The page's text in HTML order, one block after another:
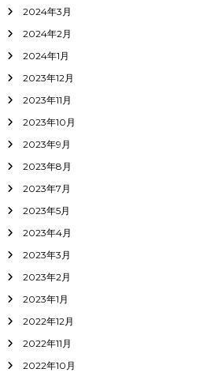
2024年3月
2024年2月
2024年1月
2023年12月
2023年11月
2023年10月
2023年9月
2023年8月
2023年7月
2023年5月
2023年4月
2023年3月
2023年2月
2023年1月
2022年12月
2022年11月
2022年10月